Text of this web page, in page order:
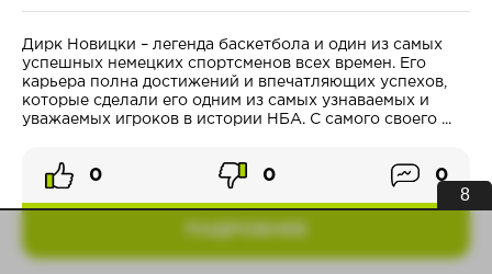
Дирк Новицки – легенда баскетбола и один из самых
успешных немецких спортсменов всех времен. Его
карьера полна достижений и впечатляющих успехов,
которые сделали его одним из самых узнаваемых и
уважаемых игроков в истории НБА. С самого своего ...
ПОДРОБНЕЕ
0 0 0
7